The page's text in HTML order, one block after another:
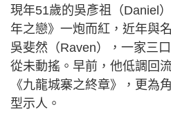
現年51歲的吳彥祖（Daniel
年之戀》一炮而紅，近年與
吳斐然（Raven），一家三
從未動搖。早前，他低調回
《九龍城寨之終章》，更為
型示人。